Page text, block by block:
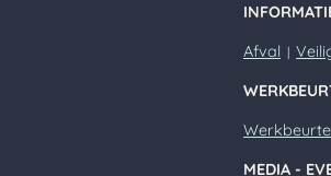
Afval |
MEDIA -